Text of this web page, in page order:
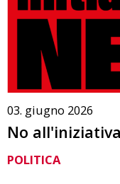
03. giugno 2026
No
POLITICA